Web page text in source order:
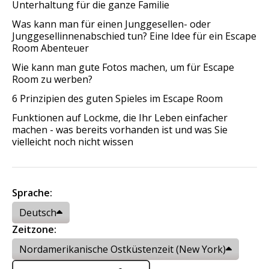
Unterhaltung für die ganze Familie
Was kann man für einen Junggesellen- oder
Junggesellinnenabschied tun? Eine Idee für ein Escape
Room Abenteuer
Wie kann man gute Fotos machen, um für Escape
Room zu werben?
6 Prinzipien des guten Spieles im Escape Room
Funktionen auf Lockme, die Ihr Leben einfacher
machen - was bereits vorhanden ist und was Sie
vielleicht noch nicht wissen
Sprache:
Deutsch
Zeitzone:
Nordamerikanische Ostküstenzeit (New York)